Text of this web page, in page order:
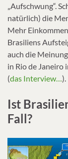
„Aufschwung“.
natürlich) die
Mehr
Brasiliens
auch die
in Rio de Janeiro
(das Interview…).
Ist
Fall?